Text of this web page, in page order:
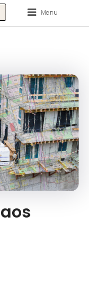
Menu